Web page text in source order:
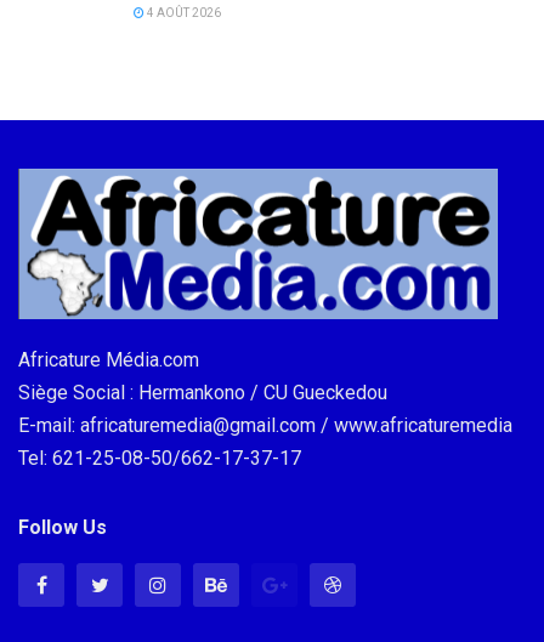
4 AOÛT 2026
Africature Média.com
Siège Social : Hermankono / CU Gueckedou
E-mail: africaturemedia@gmail.com / www.africaturemedia
Tel: 621-25-08-50/662-17-37-17
Follow Us